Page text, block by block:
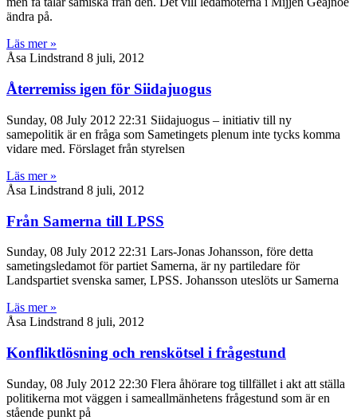
ändra på.
Läs mer »
Åsa Lindstrand 8 juli, 2012
Återremiss igen för Siidajuogus
Sunday, 08 July 2012 22:31 Siidajuogus ­– initiativ till ny
samepolitik är en fråga som Sametingets plenum inte tycks komma
vidare med. Förslaget från styrelsen
Läs mer »
Åsa Lindstrand 8 juli, 2012
Från Samerna till LPSS
Sunday, 08 July 2012 22:31 Lars-Jonas Johansson, före detta
sametingsledamot för partiet Samerna, är ny partiledare för
Landspartiet svenska samer, LPSS. Johansson uteslöts ur Samerna
Läs mer »
Åsa Lindstrand 8 juli, 2012
Konfliktlösning och renskötsel i frågestund
Sunday, 08 July 2012 22:30 Flera åhörare tog tillfället i akt att ställa
politikerna mot väggen i sameallmänhetens frågestund som är en
stående punkt på